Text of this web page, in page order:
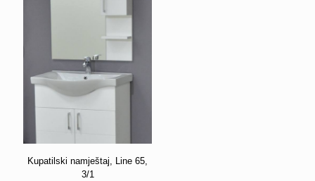
Kupatilski namještaj, Line 65,
3/1